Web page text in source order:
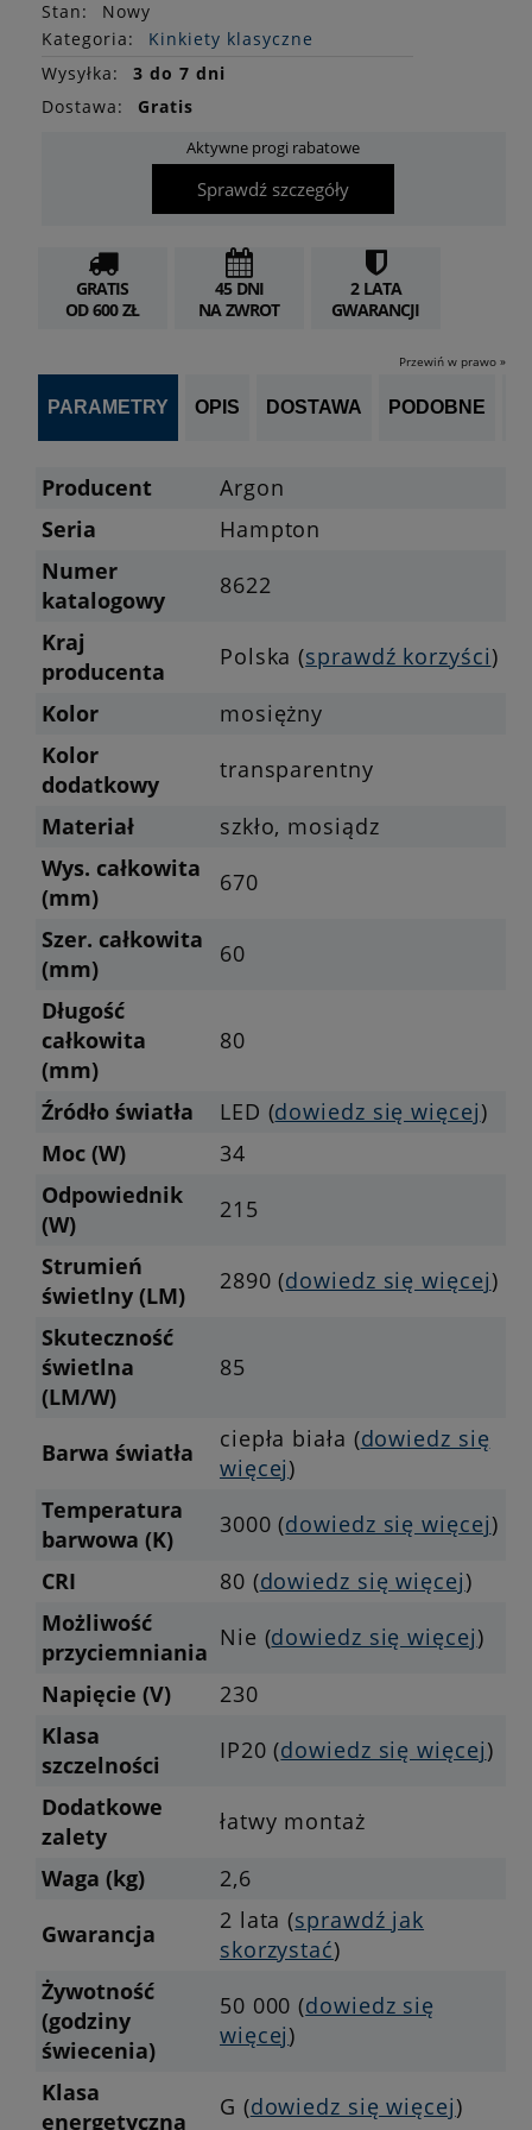
Stan:
Nowy
Kategoria:
Kinkiety klasyczne
Wysyłka:
3 do 7 dni
Dostawa:
Gratis
Aktywne progi rabatowe
Sprawdź szczegóły
GRATIS
OD 600 ZŁ
45 DNI
NA ZWROT
2 LATA
GWARANCJI
Przewiń w prawo »
PARAMETRY OPIS DOSTAWA PODOBNE
Producent
Argon
Seria
Hampton
Numer
katalogowy
8622
Kraj
producenta
Polska (sprawdź korzyści)
Kolor
mosiężny
Kolor
dodatkowy
transparentny
Materiał
szkło, mosiądz
Wys. całkowita
(mm)
670
Szer. całkowita
(mm)
60
Długość
całkowita
(mm)
80
Źródło światła LED (dowiedz się więcej)
Moc (W)
34
Odpowiednik
(W)
215
Strumień
świetlny (LM)
2890 (dowiedz się więcej)
Skuteczność
świetlna
(LM/W)
85
Barwa światła ciepła biała (dowiedz się
więcej)
Temperatura
barwowa (K)
3000 (dowiedz się więcej)
CRI
80 (dowiedz się więcej)
Możliwość
przyciemniania
Nie (dowiedz się więcej)
Napięcie (V)
230
Klasa
szczelności
IP20 (dowiedz się więcej)
Dodatkowe
zalety
łatwy montaż
Waga (kg)
2,6
Gwarancja
2 lata (sprawdź jak
skorzystać)
Żywotność
(godziny
świecenia)
50 000 (dowiedz się
więcej)
Klasa
energetyczna
G (dowiedz się więcej)